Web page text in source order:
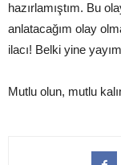
hazırlamıştım. Bu
anlatacağım olay
ilacı! Belki yine
Mutlu olun, mutlu